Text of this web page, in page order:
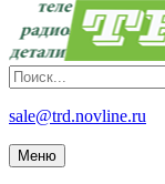
sale@trd.novline.ru
Меню